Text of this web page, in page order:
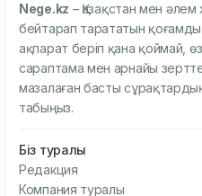
Nege.kz – Қазақстан мен
бейтарап тарататын
ақпарат беріп қана қоймай,
сараптама мен арнайы
мазалаған басты
табыңыз.
Біз туралы
Редакция
Компания туралы